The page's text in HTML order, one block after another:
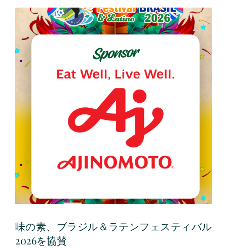
味の素、ブラジル＆ラテンフェスティバル
2026を協賛